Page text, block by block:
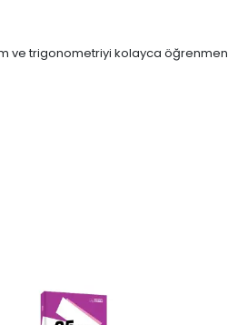
ve trigonometriyi kolayca